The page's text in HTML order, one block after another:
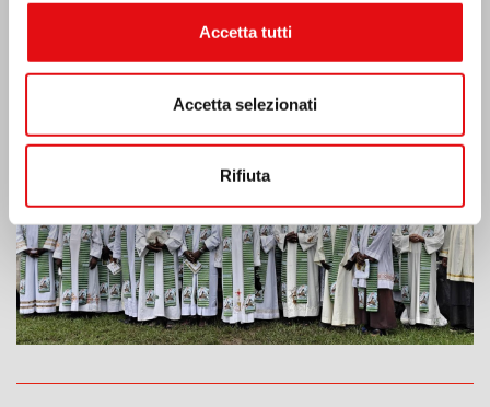
Accetta tutti
Accetta selezionati
Rifiuta
Costa d’Avorio: doppio Giubileo d’Argento